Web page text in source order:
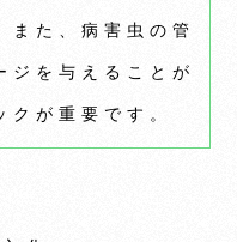
また、病害虫の管
ジを与えることが
クが重要です。